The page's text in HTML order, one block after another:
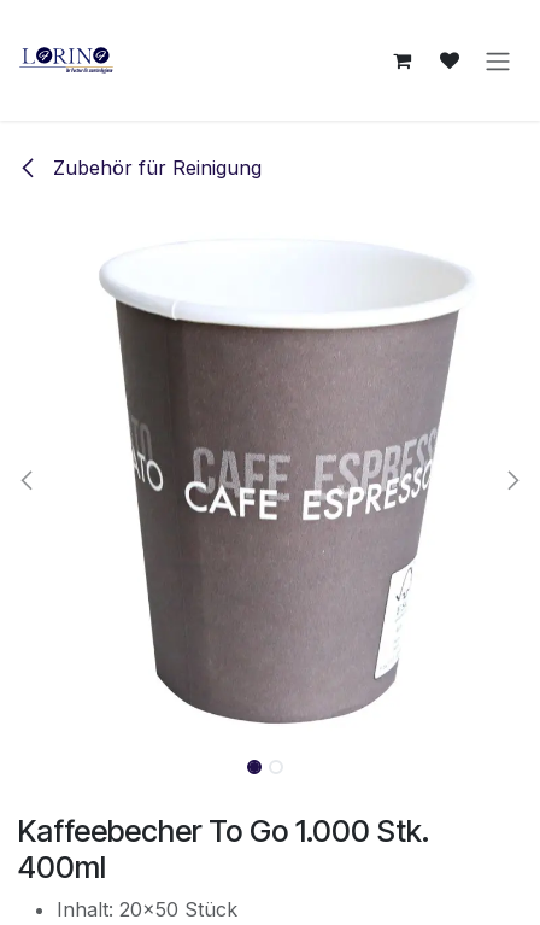
Zubehör für Reinigung
Kaffeebecher To Go 1.000 Stk.
400ml
Inhalt: 20x50 Stück